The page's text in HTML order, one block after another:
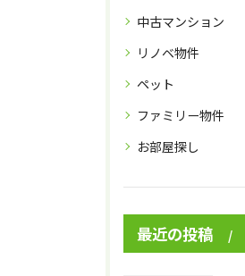
中古マンション
リノベ物件
ペット
ファミリー物件
お部屋探し
最近の投稿